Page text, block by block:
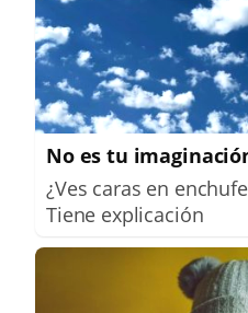
No es tu
¿Ves caras en
Tiene explicación